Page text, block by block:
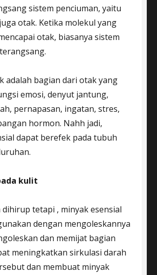
sistem penciuman, yaitu
otak. Ketika molekul yang
otak, biasanya sistem
adalah bagian dari otak yang
emosi, denyut jantung,
pernapasan, ingatan, stres,
hormon. Nahh jadi,
dapat berefek pada tubuh
kulit
dihirup tetapi , minyak esensial
dengan mengoleskannya
dan memijat bagian
meningkatkan sirkulasi darah
dan membuat minyak